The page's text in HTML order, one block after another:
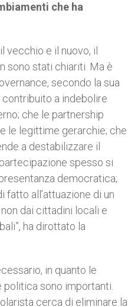
che ha
vecchio e il nuovo, il
sono stati chiariti. Ma è
secondo la sua
a indebolire
che le partnership
le legittime gerarchie; che
a destabilizzare il
spesso si
democratica;
all’attuazione di un
dai cittadini locali e
ha dirottato la
in quanto le
sono importanti.
cerca di eliminare la